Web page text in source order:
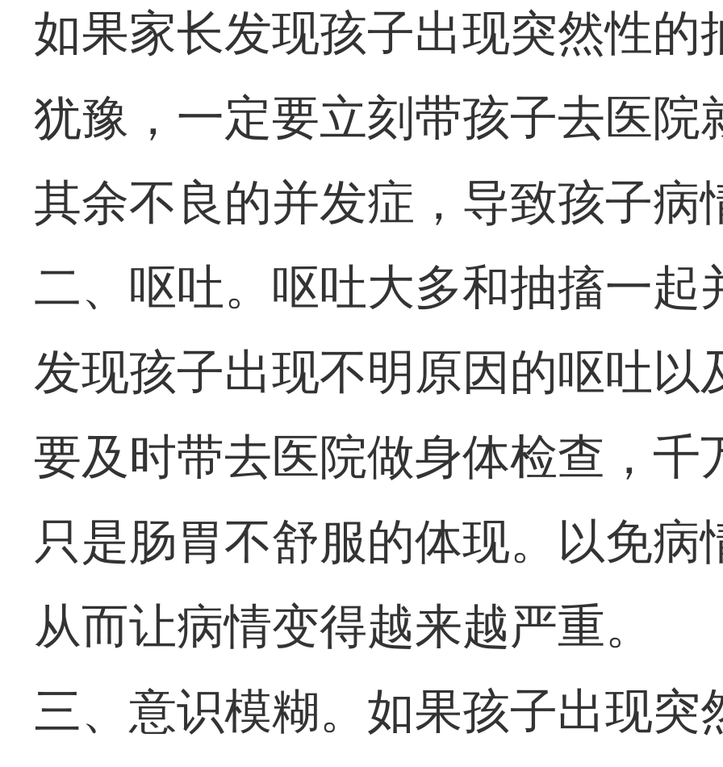
如果家长发现孩子出现突然性的
犹豫，一定要立刻带孩子去医院
其余不良的并发症，导致孩子病
二、呕吐。呕吐大多和抽搐一起
发现孩子出现不明原因的呕吐以
要及时带去医院做身体检查，千
只是肠胃不舒服的体现。以免病
从而让病情变得越来越严重。
三、意识模糊。如果孩子出现突